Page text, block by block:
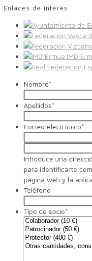
Enlaces de interés
IMD
Nombre*
Apellidos*
Correo electrónico*
Introduce una
para identificarte
página web y la
Teléfono
Tipo de socio*